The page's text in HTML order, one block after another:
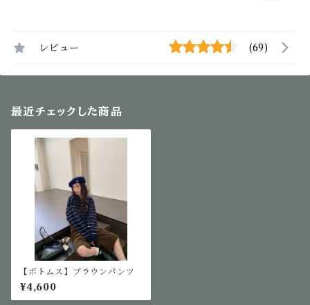
レビュー (69)
最近チェックした商品
【ボトムス】ブラウンパンツ
¥4,600